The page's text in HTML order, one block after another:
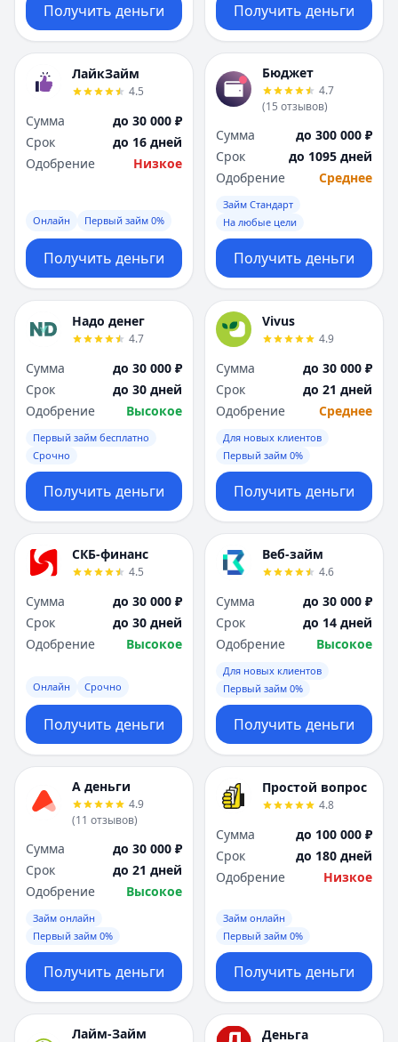
Получить деньги Получить деньги
ЛайкЗайм
4.5
Сумма
до 30 000 ₽
Срок
до 16 дней
Одобрение
Низкое
Онлайн Первый займ 0%
Получить деньги
Бюджет
4.7
(15 отзывов)
Сумма
до 300 000 ₽
Срок
до 1095 дней
Одобрение
Среднее
Займ Стандарт
На любые цели
Получить деньги
Надо денег
4.7
Сумма
до 30 000 ₽
Срок
до 30 дней
Одобрение
Высокое
Первый займ бесплатно
Срочно
Получить деньги
Vivus
4.9
Сумма
до 30 000 ₽
Срок
до 21 дней
Одобрение
Среднее
Для новых клиентов
Первый займ 0%
Получить деньги
СКБ-финанс
4.5
Сумма
до 30 000 ₽
Срок
до 30 дней
Одобрение
Высокое
Онлайн Срочно
Получить деньги
Веб-займ
4.6
Сумма
до 30 000 ₽
Срок
до 14 дней
Одобрение
Высокое
Для новых клиентов
Первый займ 0%
Получить деньги
А деньги
4.9
(11 отзывов)
Сумма
до 30 000 ₽
Срок
до 21 дней
Одобрение
Высокое
Займ онлайн
Первый займ 0%
Получить деньги
Простой вопрос
4.8
Сумма
до 100 000 ₽
Срок
до 180 дней
Одобрение
Низкое
Займ онлайн
Первый займ 0%
Получить деньги
Лайм-Займ Деньга